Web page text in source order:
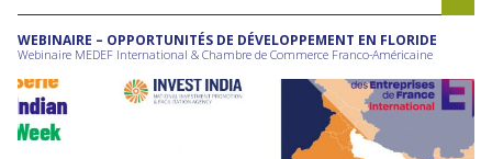
WEBINAIRE – OPPORTUNITÉS DE DÉVELOPPEMENT EN FLORIDE
Webinaire MEDEF International & Chambre de Commerce Franco-Américaine